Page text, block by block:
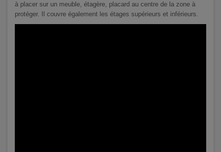
à placer sur un meuble, étagère, placard au centre de la zone à
protéger. Il couvre également les étages supérieurs et inférieurs.